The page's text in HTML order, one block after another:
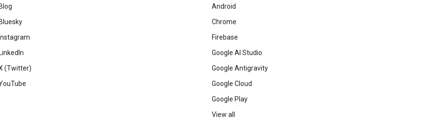
Blog
Bluesky
Instagram
LinkedIn
(Twitter)
Android
Chrome
Firebase
Google AI Studio
Google Antigravity
Google Cloud
Google Play
View all